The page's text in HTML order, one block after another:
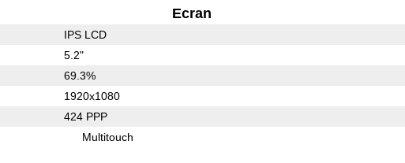
Ecran
IPS LCD
5.2"
69.3%
1920x1080
424 PPP
Multitouch